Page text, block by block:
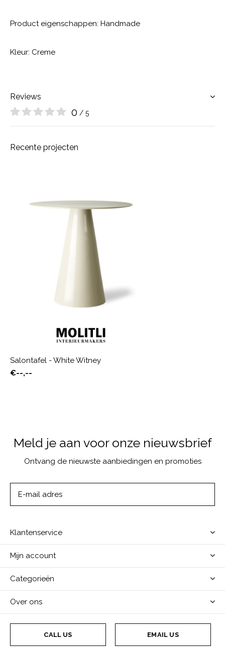
Product eigenschappen: Handmade
Kleur: Creme
Reviews
0 / 5
Recente projecten
Salontafel - White Witney
€--,--
Meld je aan voor onze nieuwsbrief
Ontvang de nieuwste aanbiedingen en promoties
Klantenservice
Mijn account
Categorieën
Over ons
CALL US EMAIL US